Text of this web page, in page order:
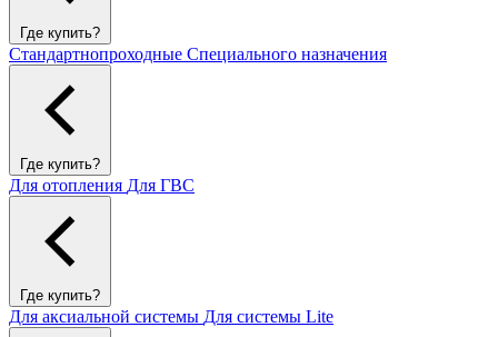
Где купить?
Стандартнопроходные Специального назначения
Где купить?
Для отопления Для ГВС
Где купить?
Для аксиальной системы Для системы Lite